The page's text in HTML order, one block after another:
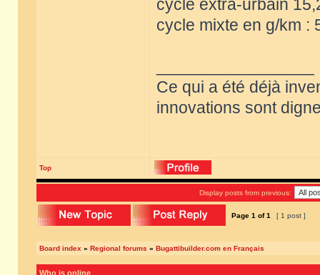
cycle extra-urbain
cycle mixte en g/km :
Ce qui a été déjà
innovations sont
Top
Display posts from previous:
Page 1 of1 [ 1 post ]
Board index » Regional forums » Bugattibuilder.com en Français
Who is online